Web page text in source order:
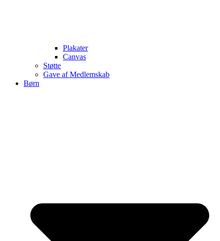
Plakater
Canvas
Støtte
Gave af Medlemskab
Børn